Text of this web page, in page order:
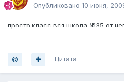
Опубликовано 10 июня,
просто класс вся школа №35 от
Цитата